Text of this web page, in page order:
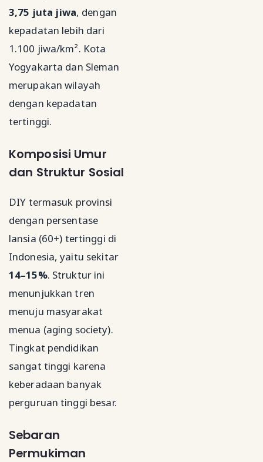
3,75 juta jiwa, dengan
kepadatan lebih dari
1.100 jiwa/km². Kota
Yogyakarta dan Sleman
merupakan wilayah
dengan kepadatan
tertinggi.
Komposisi Umur
dan Struktur Sosial
DIY termasuk provinsi
dengan persentase
lansia (60+) tertinggi di
Indonesia, yaitu sekitar
14–15%. Struktur ini
menunjukkan tren
menuju masyarakat
menua (aging society).
Tingkat pendidikan
sangat tinggi karena
keberadaan banyak
perguruan tinggi besar.
Sebaran
Permukiman